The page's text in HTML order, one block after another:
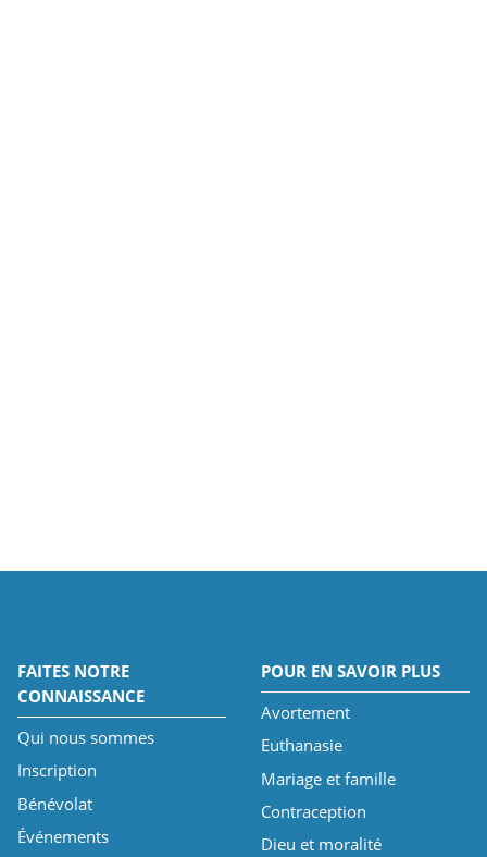
FAITES NOTRE
CONNAISSANCE
Qui nous sommes
Inscription
Bénévolat
Événements
POUR EN SAVOIR PLUS
Avortement
Euthanasie
Mariage et famille
Contraception
Dieu et moralité